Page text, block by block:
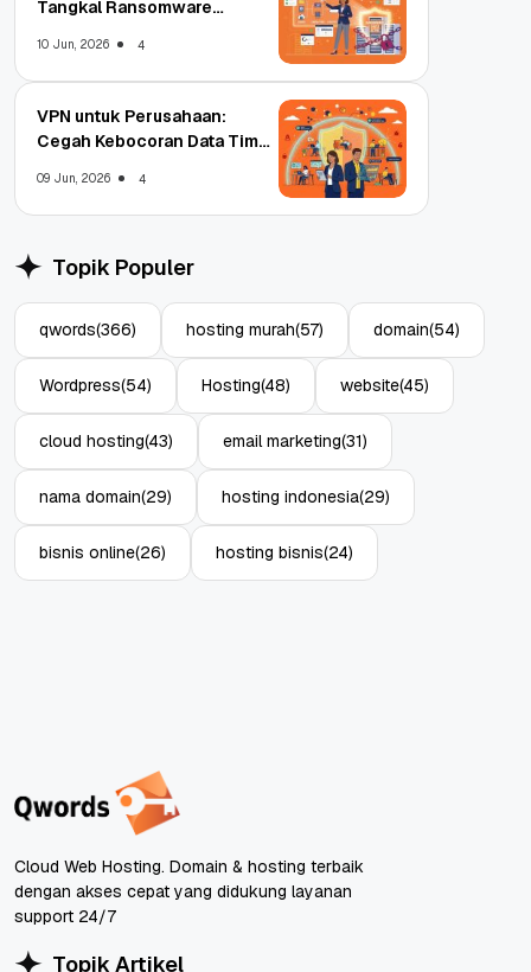
Tangkal Ransomware
10 Jun, 2026 4
VPN untuk Perusahaan:
Cegah Kebocoran Data Tim
09 Jun, 2026 4
Topik Populer
qwords(366) hosting murah(57) domain(54)
Wordpress(54) Hosting(48) website(45)
cloud hosting(43) email marketing(31)
nama domain(29) hosting indonesia(29)
bisnis online(26) hosting bisnis(24)
Cloud Web Hosting. Domain & hosting terbaik
dengan akses cepat yang didukung layanan
support 24/7
Topik Artikel